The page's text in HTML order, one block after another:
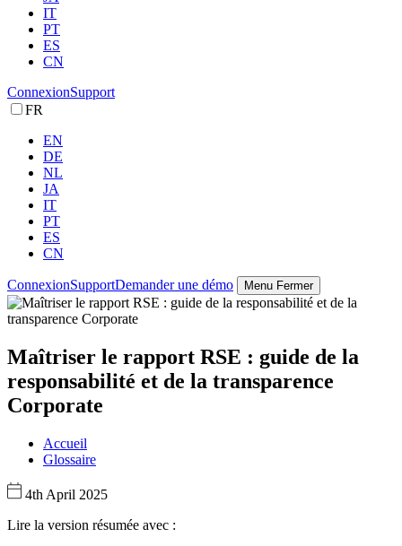
IT
PT
ES
CN
ConnexionSupport
FR
EN
DE
NL
JA
IT
PT
ES
CN
ConnexionSupportDemander une démo Menu Fermer
Maîtriser le rapport RSE : guide de la
responsabilité et de la transparence
Corporate
Accueil
Glossaire
4th April 2025
Lire la version résumée avec :